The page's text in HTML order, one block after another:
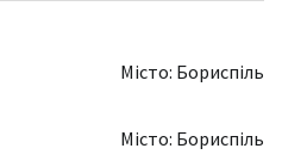
Місто: Бориспіль
Місто: Бориспіль